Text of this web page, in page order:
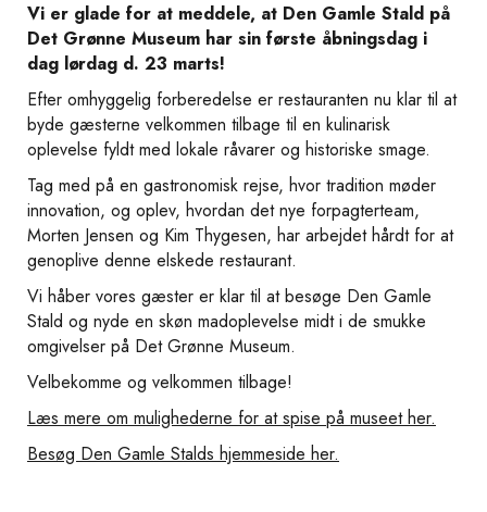
Vi er glade for at meddele, at Den Gamle Stald på
Det Grønne Museum har sin første åbningsdag i
dag lørdag d. 23 marts!
Efter omhyggelig forberedelse er restauranten nu klar til at
byde gæsterne velkommen tilbage til en kulinarisk
oplevelse fyldt med lokale råvarer og historiske smage.
Tag med på en gastronomisk rejse, hvor tradition møder
innovation, og oplev, hvordan det nye forpagterteam,
Morten Jensen og Kim Thygesen, har arbejdet hårdt for at
genoplive denne elskede restaurant.
Vi håber vores gæster er klar til at besøge Den Gamle
Stald og nyde en skøn madoplevelse midt i de smukke
omgivelser på Det Grønne Museum.
Velbekomme og velkommen tilbage!
Læs mere om mulighederne for at spise på museet her.
Besøg Den Gamle Stalds hjemmeside her.